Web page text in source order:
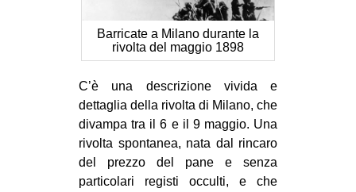
Barricate a Milano durante la
rivolta del maggio 1898
C’è una descrizione vivida e
dettaglia della rivolta di Milano, che
divampa tra il 6 e il 9 maggio. Una
rivolta spontanea, nata dal rincaro
del prezzo del pane e senza
particolari registi occulti, e che